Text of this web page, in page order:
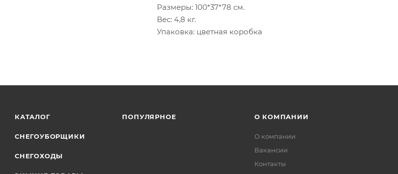
Размеры: 100*37*78 см.
Вес: 4,8 кг.
Упаковка: цветная коробка
КАТАЛОГ
СНЕГОУБОРЩИКИ
СНЕГОХОДЫ
ПОПУЛЯРНОЕ О КОМПАНИИ
О компании
Вакансии
Контакты